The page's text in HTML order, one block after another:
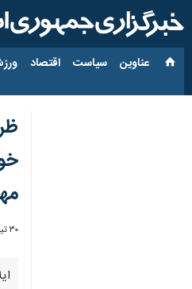
عناوین‌ سیاست اقتصاد
۳۰ تیر ۱۴۰۲، ۹:۴۱